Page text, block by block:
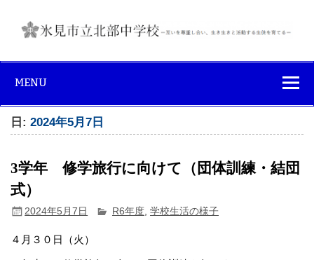
content
学校
MENU
日:2024年5月7日
3学年 修学旅行に向けて（団体訓練・結団
式）
2024年5月7日 R6年度,学校生活の様子
４月３０日（火）